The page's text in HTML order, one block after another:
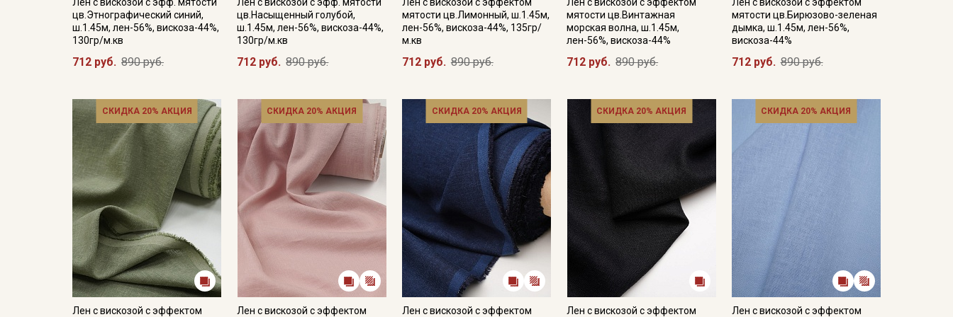
цв.Этнографический синий,
ш.1.45м, лен-56%, вискоза-44%,
130гр/м.кв
712 руб. 890 руб.
цв.Насыщенный голубой,
ш.1.45м, лен-56%, вискоза-44%,
130гр/м.кв
712 руб. 890 руб.
мятости цв.Лимонный, ш.1.45м,
лен-56%, вискоза-44%, 135гр/
м.кв
712 руб. 890 руб.
мятости цв.Винтажная
морская волна, ш.1.45м,
лен-56%, вискоза-44%
712 руб. 890 руб.
мятости цв.Бирюзово-зеленая
дымка, ш.1.45м, лен-56%,
вискоза-44%
712 руб. 890 руб.
СКИДКА 20% АКЦИЯ
Лен с вискозой с эффектом
СКИДКА 20% АКЦИЯ
Лен с вискозой с эффектом
СКИДКА 20% АКЦИЯ
Лен с вискозой с эффектом
СКИДКА 20% АКЦИЯ
Лен с вискозой с эффектом
СКИДКА 20% АКЦИЯ
Лен с вискозой с эффектом
Секретная рассылка от
Купава
Мы публикуем здесь дополнительные
промокоды и скидки до 30% на узкие
категории тканей
Электронная почта